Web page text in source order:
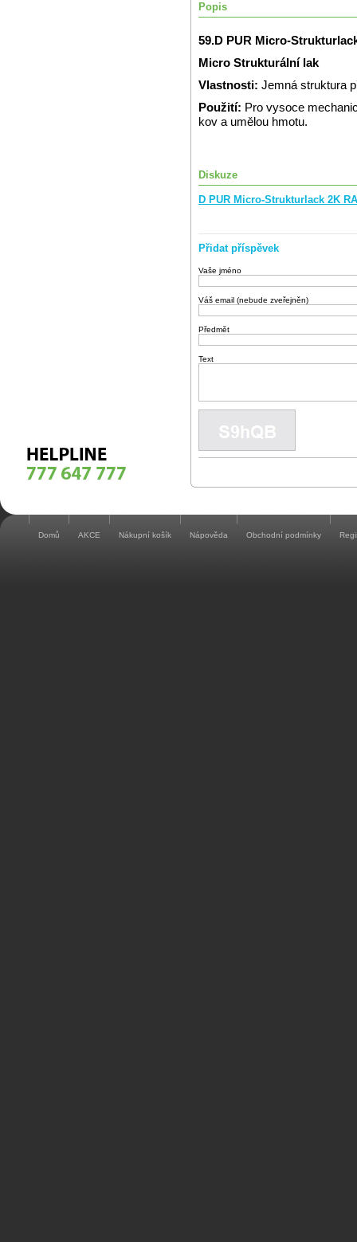
Popis
59.D PUR Micro-
Micro Strukturální lak
Vlastnosti: Jemná struktura
Použití: Pro vysoce
kov a umělou hmotu.
Diskuze
D PUR Micro-Strukturlack 2K
Přidat příspěvek
Vaše jméno
Váš email (nebude zveřejněn)
Předmět
Text
Domů AKCE Nákupní košík Nápověda Obchodní podmínky